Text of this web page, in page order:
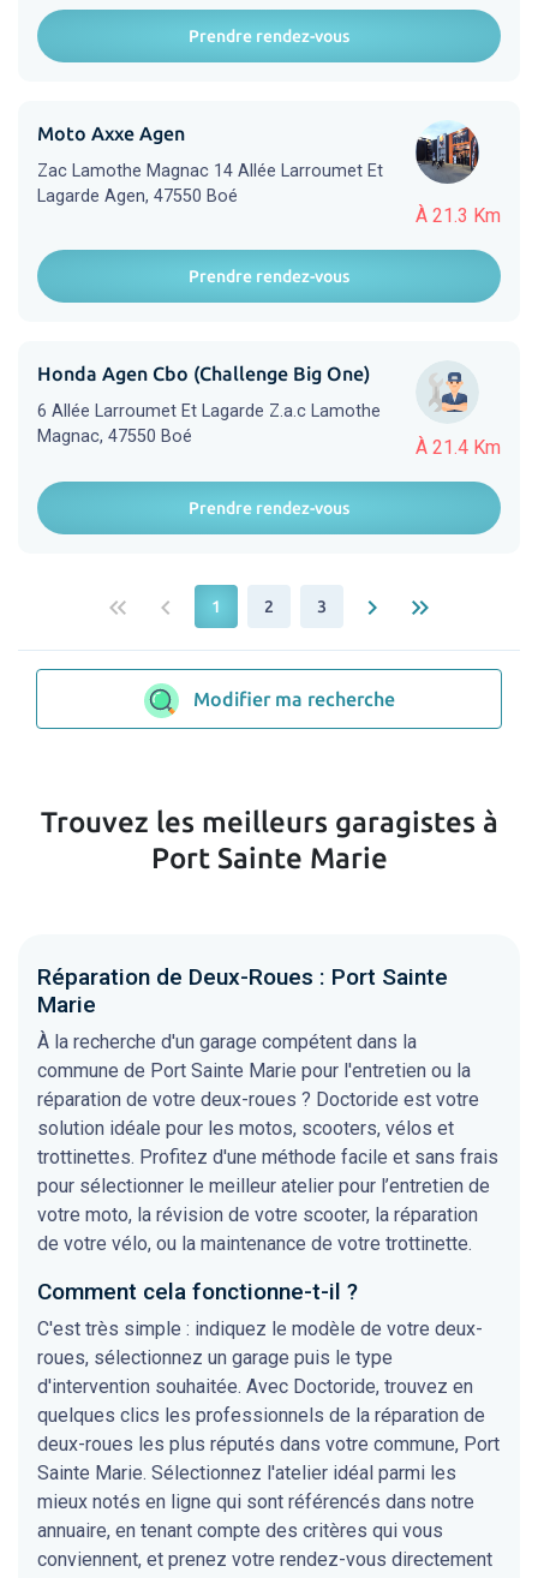
Prendre rendez-vous
À 21.3 Km
Moto Axxe Agen
Zac Lamothe Magnac 14 Allée Larroumet Et
Lagarde Agen, 47550 Boé
Prendre rendez-vous
À 21.4 Km
Honda Agen Cbo (Challenge Big One)
6 Allée Larroumet Et Lagarde Z.a.c Lamothe
Magnac, 47550 Boé
Prendre rendez-vous
keyboard_double_arrow_left keyboard_arrow_left 1 2 3 keyboard_arrow_right keyboard_double_arrow_right
Modifier ma recherche
Trouvez les meilleurs garagistes à
Port Sainte Marie
Réparation de Deux-Roues : Port Sainte
Marie
À la recherche d'un garage compétent dans la
commune de Port Sainte Marie pour l'entretien ou la
réparation de votre deux-roues ? Doctoride est votre
solution idéale pour les motos, scooters, vélos et
trottinettes. Profitez d'une méthode facile et sans frais
pour sélectionner le meilleur atelier pour l’entretien de
votre moto, la révision de votre scooter, la réparation
de votre vélo, ou la maintenance de votre trottinette.
Comment cela fonctionne-t-il ?
C'est très simple : indiquez le modèle de votre deux-
roues, sélectionnez un garage puis le type
d'intervention souhaitée. Avec Doctoride, trouvez en
quelques clics les professionnels de la réparation de
deux-roues les plus réputés dans votre commune, Port
Sainte Marie. Sélectionnez l'atelier idéal parmi les
mieux notés en ligne qui sont référencés dans notre
annuaire, en tenant compte des critères qui vous
conviennent, et prenez votre rendez-vous directement